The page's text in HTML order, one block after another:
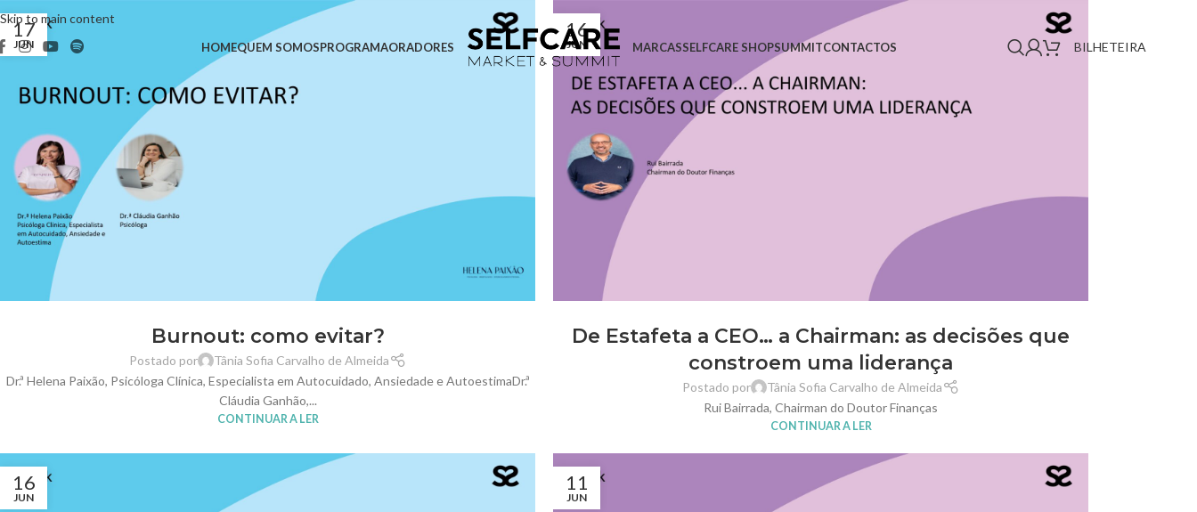
Skip to main content
HOMEQUEM SOMOSPROGRAMAORADORES MARCASSELFCARE SHOPSUMMITCONTACTOS BILHETEIRA
17
JUN
Burnout: como evitar?
Postado por
Tânia Sofia Carvalho de Almeida
Dr.ª Helena Paixão, Psicóloga Clínica, Especialista em Autocuidado, Ansiedade e AutoestimaDr.ª
Cláudia Ganhão,...
CONTINUAR A LER
16
JUN
De Estafeta a CEO… a Chairman: as decisões que
constroem uma liderança
Postado por
Tânia Sofia Carvalho de Almeida
Rui Bairrada, Chairman do Doutor Finanças
CONTINUAR A LER
16
JUN
11
JUN